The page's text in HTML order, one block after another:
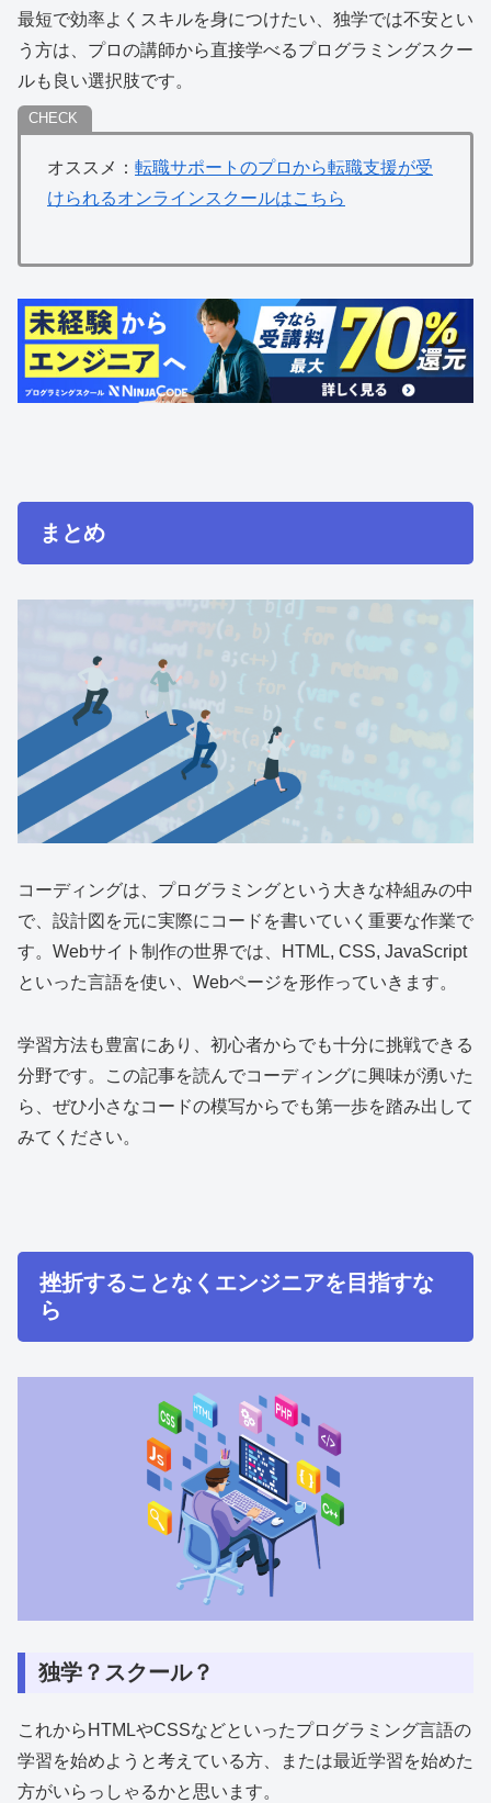
最短で効率よくスキルを身につけたい、独学では不安とい
う方は、プロの講師から直接学べるプログラミングスクー
ルも良い選択肢です。
オススメ： 転職サポートのプロから転職支援が受
けられるオンラインスクールはこちら
まとめ
コーディングは、プログラミングという大きな枠組みの中
で、設計図を元に実際にコードを書いていく重要な作業で
す。Webサイト制作の世界では、HTML, CSS, JavaScript
といった言語を使い、Webページを形作っていきます。
学習方法も豊富にあり、初心者からでも十分に挑戦できる
分野です。この記事を読んでコーディングに興味が湧いた
ら、ぜひ小さなコードの模写からでも第一歩を踏み出して
みてください。
挫折することなくエンジニアを目指すな
ら
独学？スクール？
これからHTMLやCSSなどといったプログラミング言語の
学習を始めようと考えている方、または最近学習を始めた
方がいらっしゃるかと思います。